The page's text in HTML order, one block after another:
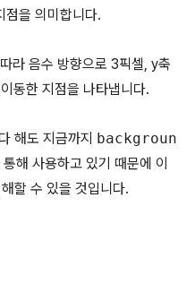
점을 의미합니다.
라 음수 방향으로 3픽셀, y축
동한 지점을 나타냅니다.
해도 지금까지
backgroun
해 사용하고 있기 때문에 이
할 수 있을 것입니다.